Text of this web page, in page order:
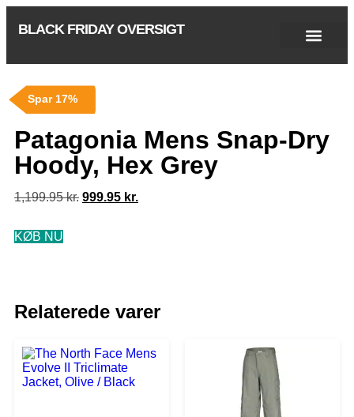
BLACK FRIDAY OVERSIGT
Spar 17%
Patagonia Mens Snap-Dry
Hoody, Hex Grey
1,199.95kr. 999.95 kr.
KØB NU
Relaterede varer